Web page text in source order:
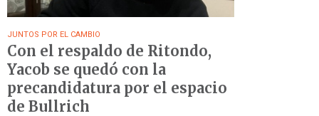
JUNTOS POR EL CAMBIO
Con el respaldo de Ritondo,
Yacob se quedó con la
precandidatura por el espacio
de Bullrich